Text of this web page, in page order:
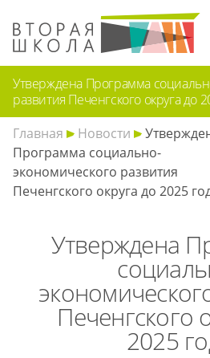
Утверждена Программа
развития Печенгского округа до
Главная
Новости
Программа социально-
экономического развития
Печенгского округа до 2025
Утверждена
Печенгского
2025